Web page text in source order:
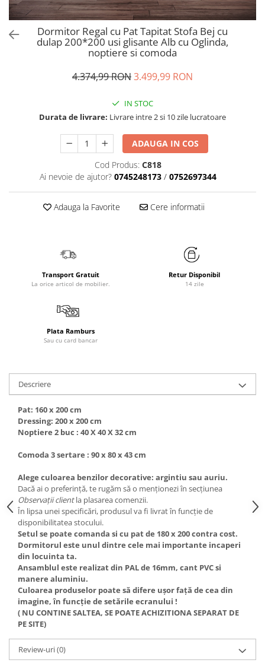
Dormitor Regal cu Pat Tapitat Stofa Bej cu
dulap 200*200 usi glisante Alb cu Oglinda,
noptiere si comoda
4.374,99 RON3.499,99 RON
IN STOC
Durata de livrare: Livrare intre 2 si 10 zile lucratoare
ADAUGA IN COS
Cod Produs: C818
Ai nevoie de ajutor? 0745248173 / 0752697344
Adauga la Favorite Cere informatii
Transport Gratuit
La orice articol de mobilier.
Retur Disponibil
14 zile
Plata Ramburs
Sau cu card bancar
Descriere
Pat: 160 x 200 cm
Dressing: 200 x 200 cm
Noptiere 2 buc : 40 X 40 X 32 cm
Comoda 3 sertare : 90 x 80 x 43 cm
Alege culoarea benzilor decorative: argintiu sau auriu.
Dacă ai o preferință, te rugăm să o menționezi în secțiunea
Observații clientla plasarea comenzii.
În lipsa unei specificări, produsul va fi livrat în funcție de
disponibilitatea stocului.
Setul se poate comanda si cu pat de 180 x 200 contra cost.
Dormitorul este unul dintre cele mai importante incaperi
din locuinta ta.
Ansamblul este realizat din PAL de 16mm, cant PVC si
manere aluminiu.
Culoarea produselor poate să difere ușor față de cea din
imagine, în funcție de setările ecranului !
( NU CONTINE SALTEA, SE POATE ACHIZITIONA SEPARAT DE
PE SITE)
Review-uri(0)